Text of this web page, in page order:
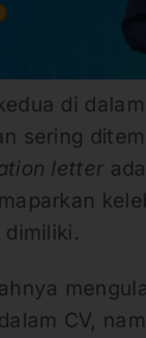
di dalam
sering
letter
CV,